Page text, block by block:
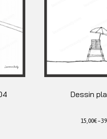
Dessin
15,00€–